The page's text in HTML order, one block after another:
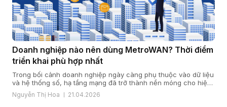
Doanh nghiệp nào nên dùng MetroWAN? Thời điểm
triển khai phù hợp nhất
Trong bối cảnh doanh nghiệp ngày càng phụ thuộc vào dữ liệu
và hệ thống số, hạ tầng mạng đã trở thành nền móng cho hiệu
quả vận hành và năng lực cạnh tranh. Khi quy mô mở rộng, chi
nhánh gia tăng và yêu cầu bảo mật, ổn định ngày càng cao,
Nguyễn Thị Hoa 21.04.2026